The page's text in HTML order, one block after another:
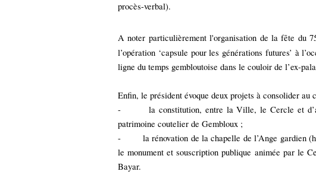
procès-verbal).
A noter particulièrement l'organisation de la fête du
l’opération ‘capsule pour les générations futures’ à
ligne du temps gembloutoise dans le couloir de l’ex-
Enfin, le président évoque deux projets à consolider
-
la constitution, entre la Ville, le Cercle et
patrimoine coutelier de Gembloux ;
-
la rénovation de la chapelle de l’Ange gardien
le monument et souscription publique animée par le
Bayar.